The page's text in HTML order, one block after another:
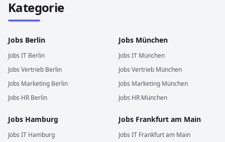
Kategorie
Jobs Berlin
Jobs IT Berlin
Jobs Vertrieb Berlin
Jobs Marketing Berlin
Jobs HR Berlin
Jobs München
Jobs IT München
Jobs Vertrieb München
Jobs Marketing München
Jobs HR München
Jobs Hamburg
Jobs IT Hamburg
Jobs Frankfurt am Main
Jobs IT Frankfurt am Main